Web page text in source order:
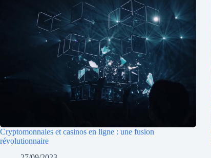
Cryptomonnaies et casinos en ligne : une fusion
révolutionnaire